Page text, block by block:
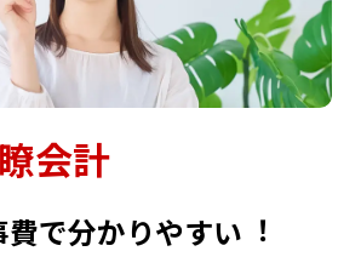
会計
で分かりやすい︕